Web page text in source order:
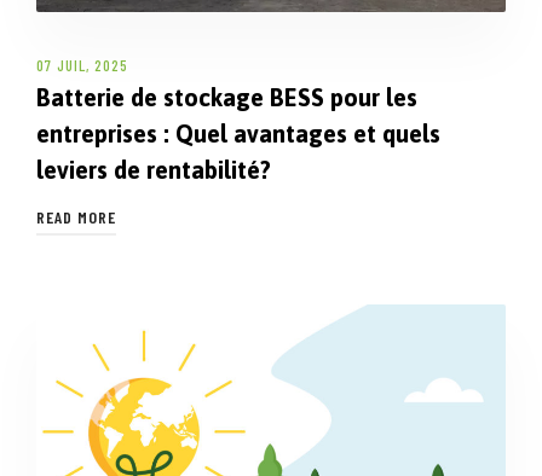
07 JUIL, 2025
Batterie de stockage BESS pour les
entreprises : Quel avantages et quels
leviers de rentabilité?
READ MORE